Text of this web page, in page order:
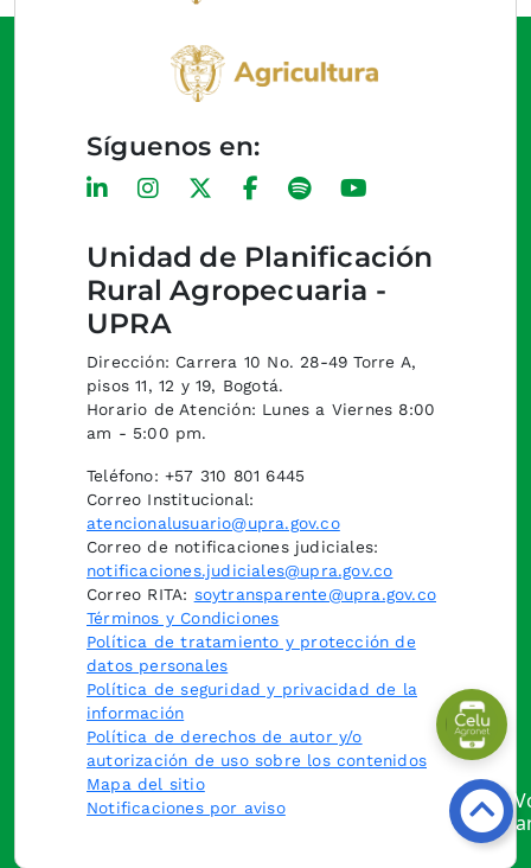
Unidad de Planificación
Rural Agropecuaria -
UPRA
Dirección: Carrera 10 No. 28-49 Torre A,
pisos 11, 12 y 19, Bogotá.
Horario de Atención: Lunes a Viernes 8:00
am - 5:00 pm.
Teléfono: +57 310 801 6445
Correo Institucional:
atencionalusuario@upra.gov.co
Correo de notificaciones judiciales:
notificaciones.judiciales@upra.gov.co
Correo RITA: soytransparente@upra.gov.co
Términos y Condiciones
Política de tratamiento y protección de
datos personales
Política de seguridad y privacidad de la
información
Política de derechos de autor y/o
autorización de uso sobre los contenidos
Mapa del sitio
Notificaciones por aviso
Síguenos en: